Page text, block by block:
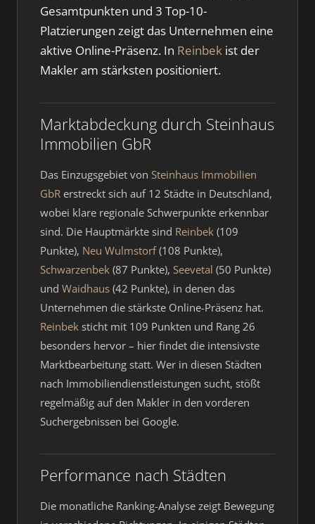
Gesamtpunkten und 3 Top-10-
Platzierungen zeigt das Unternehmen eine
aktive Online-Präsenz. In Reinbek ist der
Makler am stärksten positioniert.
Marktabdeckung durch Steinhaus
Immobilien GbR
Das Einzugsgebiet von Steinhaus Immobilien
GbR erstreckt sich auf 12 Städte in Deutschland,
wobei klare regionale Schwerpunkte erkennbar
sind. Die Hauptmärkte sind Reinbek (109
Punkte), Neu Wulmstorf(108 Punkte),
Schwarzenbek (87 Punkte), Seevetal (50 Punkte)
und Waidhaus (42 Punkte), in denen das
Unternehmen die stärkste Online-Präsenz hat.
Reinbek sticht mit 109 Punkten und Rang 26
besonders hervor – hier findet die intensivste
Marktbearbeitung statt. Wer in diesen Städten
nach Immobiliendienstleistungen sucht, stößt
regelmäßig auf den Makler in den vorderen
Suchergebnissen bei Google.
Performance nach Städten
Die monatliche Ranking-Analyse zeigt Bewegung